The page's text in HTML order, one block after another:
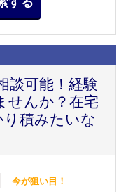
談可能！経験
せんか？在宅
積みたいな
今が狙い目！